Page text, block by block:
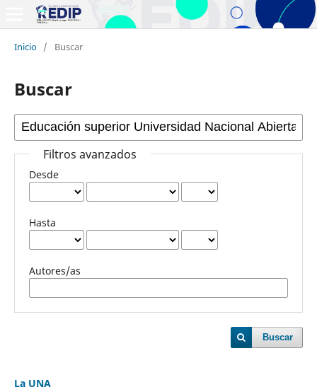
Inicio / Buscar
Buscar
Filtros avanzados
Desde
Hasta
Autores/as
Buscar
La UNA